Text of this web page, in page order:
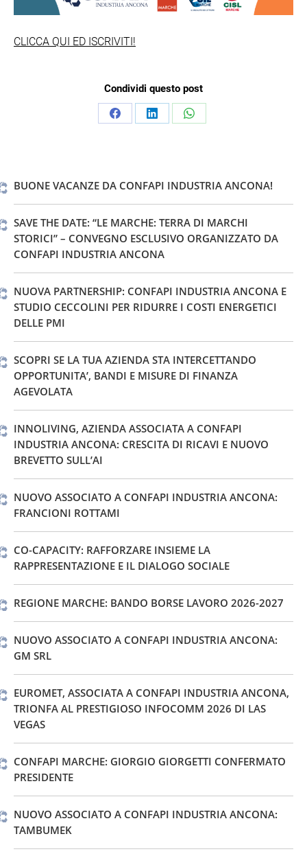
CLICCA QUI ED ISCRIVITI!
Condividi questo post
CondividiCondividiCondividi
BUONE VACANZE DA CONFAPI INDUSTRIA ANCONA!
SAVE THE DATE: “LE MARCHE: TERRA DI MARCHI
STORICI” – CONVEGNO ESCLUSIVO ORGANIZZATO DA
CONFAPI INDUSTRIA ANCONA
NUOVA PARTNERSHIP: CONFAPI INDUSTRIA ANCONA E
STUDIO CECCOLINI PER RIDURRE I COSTI ENERGETICI
DELLE PMI
SCOPRI SE LA TUA AZIENDA STA INTERCETTANDO
OPPORTUNITA’, BANDI E MISURE DI FINANZA
AGEVOLATA
INNOLIVING, AZIENDA ASSOCIATA A CONFAPI
INDUSTRIA ANCONA: CRESCITA DI RICAVI E NUOVO
BREVETTO SULL’AI
NUOVO ASSOCIATO A CONFAPI INDUSTRIA ANCONA:
FRANCIONI ROTTAMI
CO-CAPACITY: RAFFORZARE INSIEME LA
RAPPRESENTAZIONE E IL DIALOGO SOCIALE
REGIONE MARCHE: BANDO BORSE LAVORO 2026-2027
NUOVO ASSOCIATO A CONFAPI INDUSTRIA ANCONA:
GM SRL
EUROMET, ASSOCIATA A CONFAPI INDUSTRIA ANCONA,
TRIONFA AL PRESTIGIOSO INFOCOMM 2026 DI LAS
VEGAS
CONFAPI MARCHE: GIORGIO GIORGETTI CONFERMATO
PRESIDENTE
NUOVO ASSOCIATO A CONFAPI INDUSTRIA ANCONA:
TAMBUMEK